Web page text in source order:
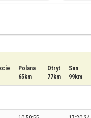
Polana
65km
Otryt
77km
San
99km